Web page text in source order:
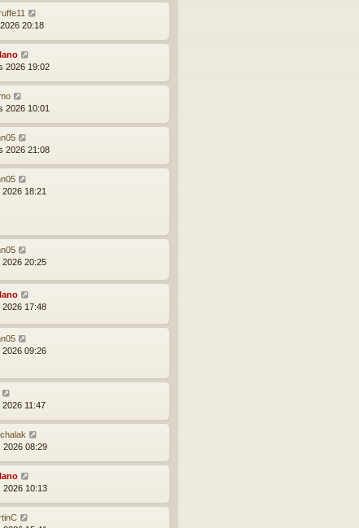
20:18
2026 19:02
2026 10:01
2026 21:08
18:21
2026 20:25
2026 17:48
2026 09:26
2026 11:47
2026 08:29
2026 10:13